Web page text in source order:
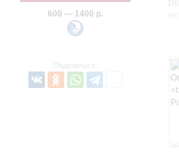
600 — 1400 р.
Поделиться: